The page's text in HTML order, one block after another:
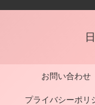
お問い合わせ
プライバシーポリ